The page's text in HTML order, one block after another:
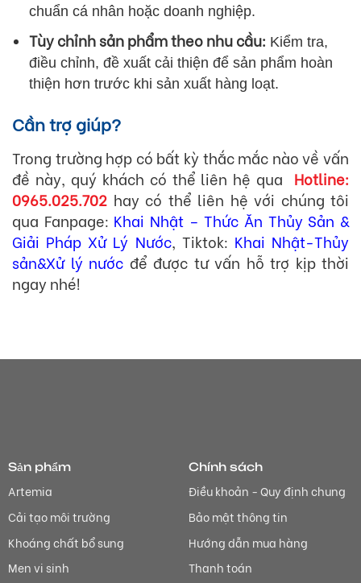
chuẩn cá nhân hoặc doanh nghiệp.
Tùy chỉnh sản phẩm theo nhu cầu: Kiểm tra,
điều chỉnh, đề xuất cải thiện để sản phẩm hoàn
thiện hơn trước khi sản xuất hàng loạt.
Cần trợ giúp?
Trong trường hợp có bất kỳ thắc mắc nào về vấn
đề này, quý khách có thể liên hệ qua Hotline:
0965.025.702 hay có thể liên hệ với chúng tôi
qua Fanpage: Khai Nhật – Thức Ăn Thủy Sản &
Giải Pháp Xử Lý Nước, Tiktok: Khai Nhật-Thủy
sản&Xử lý nước để được tư vấn hỗ trợ kịp thời
ngay nhé!
Sản phẩm
Artemia
Cải tạo môi trường
Khoáng chất bổ sung
Men vi sinh
Chính sách
Điều khoản - Quy định chung
Bảo mật thông tin
Hướng dẫn mua hàng
Thanh toán